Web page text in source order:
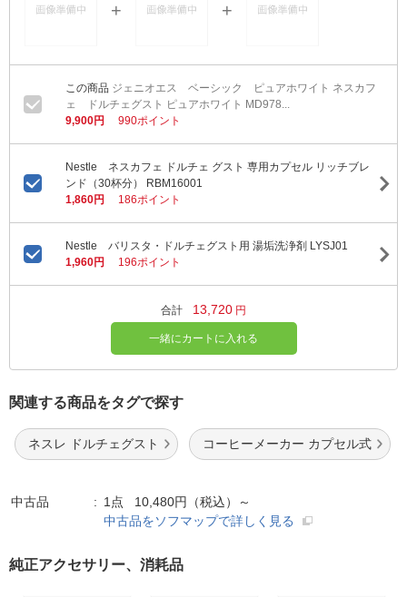
ジェニオエス ベーシック ピュアホワイト ネスカフ
ェ ドルチェグスト ピュアホワイト MD978...
9,900円
990ポイント
Nestle ネスカフェ ドルチェ グスト 専用カプセル リッチブレ
ンド（30杯分） RBM16001
1,860円
186ポイント
Nestle バリスタ・ドルチェグスト用 湯垢洗浄剤 LYSJ01
1,960円
196ポイント
合計 13,720 円
一緒にカートに入れる
関連する商品をタグで探す
ネスレ ドルチェグスト コーヒーメーカー カプセル式
中古品
1点 10,480円（税込）～
中古品をソフマップで詳しく見る
純正アクセサリー、消耗品